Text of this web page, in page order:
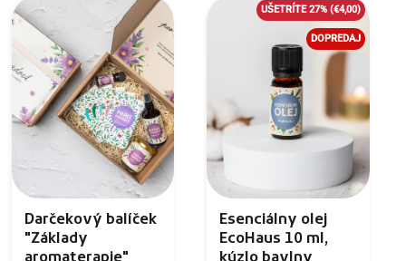
Darčekový balíček
"Základy
Esenciálny olej
EcoHaus 10 ml,
UŠETRÍTE 27%(€4,00)
DOPREDAJ